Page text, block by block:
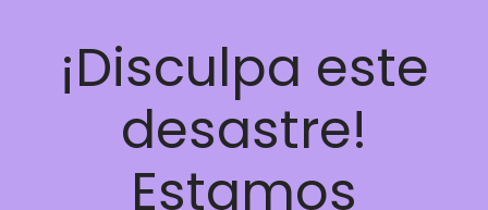
¡Disculpa este
desastre!
Estamos